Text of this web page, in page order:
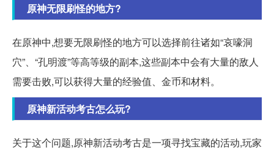
原神无限刷怪的地方?
在原神中,想要无限刷怪的地方可以选择前往诸如“哀嚎洞
穴”、“孔明渡”等高等级的副本,这些副本中会有大量的敌人
需要击败,可以获得大量的经验值、金币和材料。
原神新活动考古怎么玩?
关于这个问题,原神新活动考古是一项寻找宝藏的活动,玩家